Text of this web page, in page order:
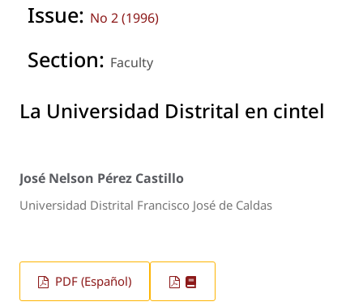
Issue: No 2 (1996)
Section: Faculty
La Universidad Distrital en cintel
José Nelson Pérez Castillo
Universidad Distrital Francisco José de Caldas
PDF (Español)